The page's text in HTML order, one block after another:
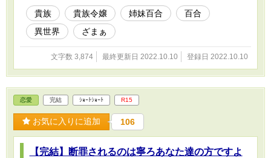
貴族 貴族令嬢 姉妹百合
百合
異世界
ざまぁ
文字数 3,874 最終更新日 2022.10.10 登録日 2022.10.10
恋愛 完結 ｼｮｰﾄｼｮｰﾄ R15
お気に入りに追加 106
【完結】断罪されるのは寧ろあなた達の方ですよ